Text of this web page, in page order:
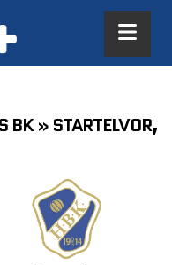
BK » STARTELVOR,